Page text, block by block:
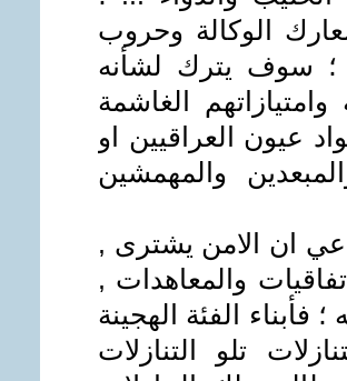
الوكالة وحروب
؛ سوف يترك لشأنه
الغاشمة
عيون العراقيين او
والمهمشين
ان الامن يشترى ,
والمعاهدات ,
الفئة الهجينة
تلو التنازلات